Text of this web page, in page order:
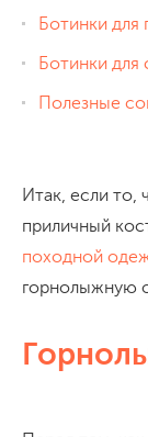
Ботинки для
Ботинки для
Полезные
Итак, если то,
приличный
походной
горнолыжную